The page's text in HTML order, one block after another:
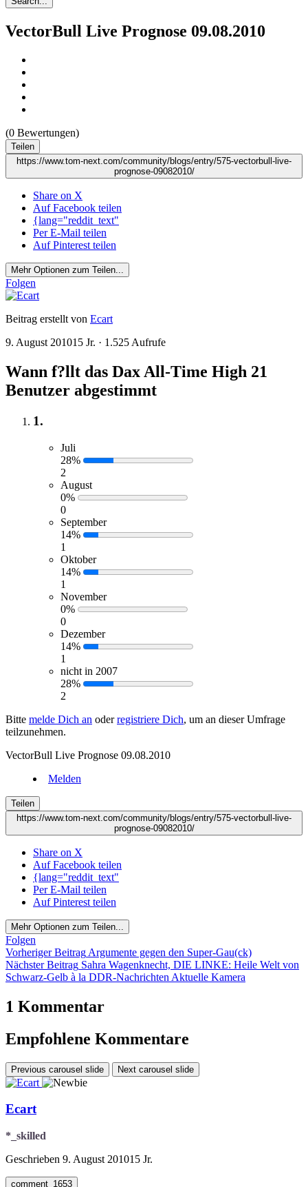
VectorBull Live Prognose 09.08.2010
(0 Bewertungen)
Teilen
https://www.tom-next.com/community/blogs/entry/575-vectorbull-live-
prognose-09082010/
Share on X
Auf Facebook teilen
{lang="reddit_text"
Per E-Mail teilen
Auf Pinterest teilen
Mehr Optionen zum Teilen...
Folgen
Beitrag erstellt von Ecart
9. August 201015 Jr. · 1.525 Aufrufe
Wann f?llt das Dax All-Time High 21
Benutzer abgestimmt
1.
Juli
28%
2
August
0%
0
September
14%
1
Oktober
14%
1
November
0%
0
Dezember
14%
1
nicht in 2007
28%
2
Bitte melde Dich an oderregistriere Dich, um an dieser Umfrage
teilzunehmen.
VectorBull Live Prognose 09.08.2010
Melden
Teilen
https://www.tom-next.com/community/blogs/entry/575-vectorbull-live-
prognose-09082010/
Share on X
Auf Facebook teilen
{lang="reddit_text"
Per E-Mail teilen
Auf Pinterest teilen
Mehr Optionen zum Teilen...
Folgen
Vorheriger Beitrag Argumente gegen den Super-Gau(ck)
Nächster Beitrag Sahra Wagenknecht, DIE LINKE: Heile Welt von
Schwarz-Gelb à la DDR-Nachrichten Aktuelle Kamera
1 Kommentar
Empfohlene Kommentare
Previous carousel slide Next carousel slide
Ecart
*_skilled
Geschrieben 9. August 201015 Jr.
comment_1653